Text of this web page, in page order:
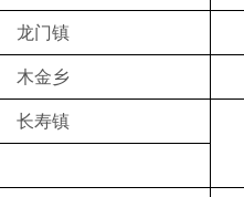
龙门镇
木金乡
长寿镇